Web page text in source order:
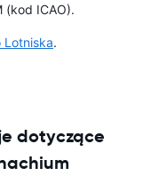
(kod ICAO).
Lotniska.
dotyczące